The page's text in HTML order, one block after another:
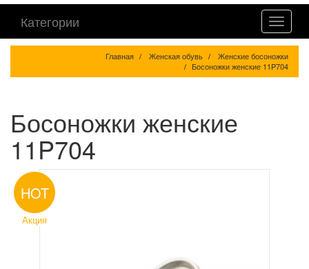
Категории
Главная Женская обувь
Женские босоножки
Босоножки женские 11P704
Босоножки женские
11P704
HOT
Акция